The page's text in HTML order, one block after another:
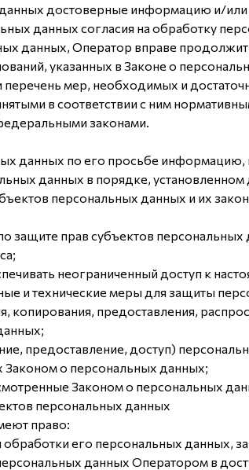
данных достоверные информацию и/
данных согласия на обработку
данных, Оператор вправе
указанных в Законе о
перечень мер, необходимых и
в соответствии с ним
законами.
данных по его просьбе
данных в порядке,
персональных данных и их
защите прав субъектов
неограниченный доступ к
и технические меры для защиты
копирования, предоставления,
предоставление, доступ)
Законом о персональных данных;
Законом о персональных
персональных данных
право:
его персональных данных,
данных Оператором в